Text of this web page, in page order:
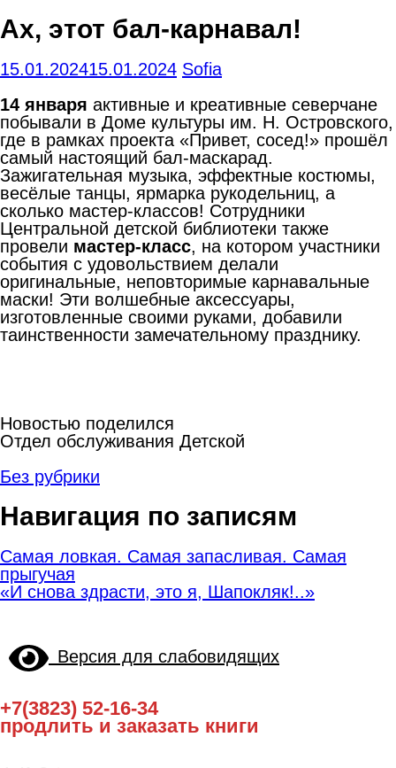
Ах, этот бал-карнавал!
15.01.202415.01.2024 Sofia
14 января активные и креативные северчане
побывали в Доме культуры им. Н. Островского,
где в рамках проекта «Привет, сосед!» прошёл
самый настоящий бал-маскарад.
Зажигательная музыка, эффектные костюмы,
весёлые танцы, ярмарка рукодельниц, а
сколько мастер-классов! Сотрудники
Центральной детской библиотеки также
провели мастер-класс, на котором участники
события с удовольствием делали
оригинальные, неповторимые карнавальные
маски! Эти волшебные аксессуары,
изготовленные своими руками, добавили
таинственности замечательному празднику.
Новостью поделился
Отдел обслуживания Детской
Без рубрики
Навигация по записям
Самая ловкая. Самая запасливая. Самая
прыгучая
«И снова здрасти, это я, Шапокляк!..»
Версия для слабовидящих
+7(3823) 52-16-34
продлить и заказать книги